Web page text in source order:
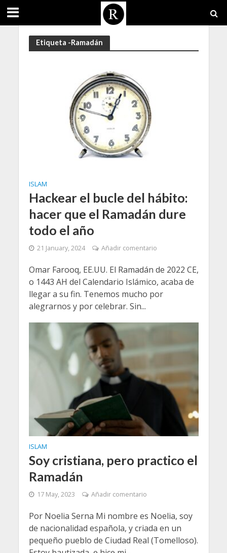
Etiqueta -Ramadán
ISLAM
Hackear el bucle del hábito:
hacer que el Ramadán dure
todo el año
21 January, 2024 Añadir comentario
Omar Farooq, EE.UU. El Ramadán de 2022 CE,
o 1443 AH del Calendario Islámico, acaba de
llegar a su fin. Tenemos mucho por
alegrarnos y por celebrar. Sin...
ISLAM
Soy cristiana, pero practico el
Ramadán
17 May, 2023 Añadir comentario
Por Noelia Serna Mi nombre es Noelia, soy
de nacionalidad española, y criada en un
pequeño pueblo de Ciudad Real (Tomelloso).